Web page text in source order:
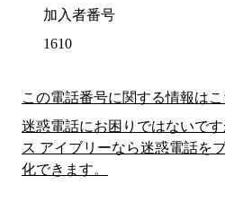
加入者番号
1610
この電話番号に関する情報はこ
迷惑電話にお困りではないで
ス アイブリーなら迷惑電話を
化できます。